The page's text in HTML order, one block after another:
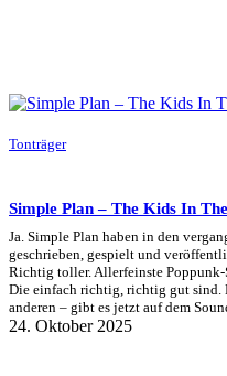
Tonträger
Simple Plan – The Kids In
Ja. Simple Plan haben in den
geschrieben, gespielt und
Richtig toller. Allerfeinste
Die einfach richtig, richtig gut sind.
anderen – gibt es jetzt auf dem
24. Oktober 2025